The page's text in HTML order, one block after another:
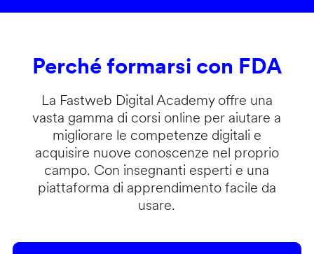
Perché formarsi con FDA
La Fastweb Digital Academy offre una
vasta gamma di corsi online per aiutare a
migliorare le competenze digitali e
acquisire nuove conoscenze nel proprio
campo. Con insegnanti esperti e una
piattaforma di apprendimento facile da
usare.